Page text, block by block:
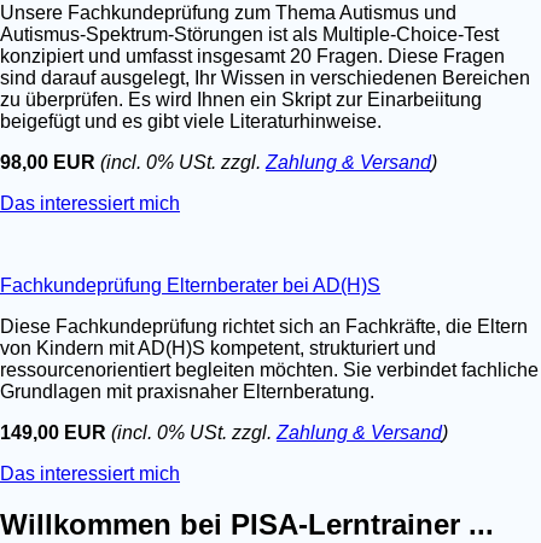
Unsere Fachkundeprüfung zum Thema Autismus und
Autismus-Spektrum-Störungen ist als Multiple-Choice-Test
konzipiert und umfasst insgesamt 20 Fragen. Diese Fragen
sind darauf ausgelegt, Ihr Wissen in verschiedenen Bereichen
zu überprüfen. Es wird Ihnen ein Skript zur Einarbeiitung
beigefügt und es gibt viele Literaturhinweise.
98,00 EUR (incl. 0% USt. zzgl. Zahlung & Versand)
Das interessiert mich
Fachkundeprüfung Elternberater bei AD(H)S
Diese Fachkundeprüfung richtet sich an Fachkräfte, die Eltern
von Kindern mit AD(H)S kompetent, strukturiert und
ressourcenorientiert begleiten möchten. Sie verbindet fachliche
Grundlagen mit praxisnaher Elternberatung.
149,00 EUR (incl. 0% USt. zzgl. Zahlung & Versand)
Das interessiert mich
Willkommen bei PISA-Lerntrainer ...